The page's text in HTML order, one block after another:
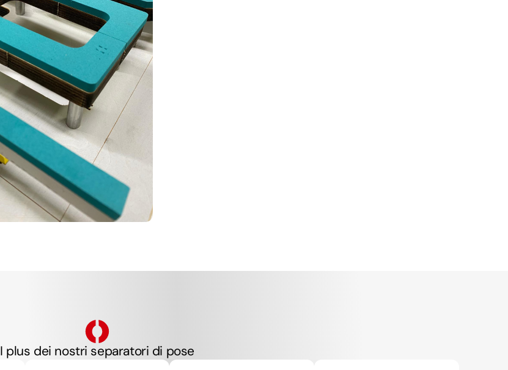
I plus dei nostri separatori di pose